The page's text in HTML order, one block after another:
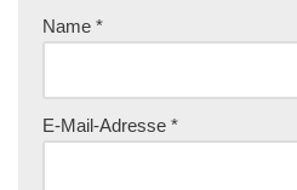
Name *
E-Mail-Adresse *